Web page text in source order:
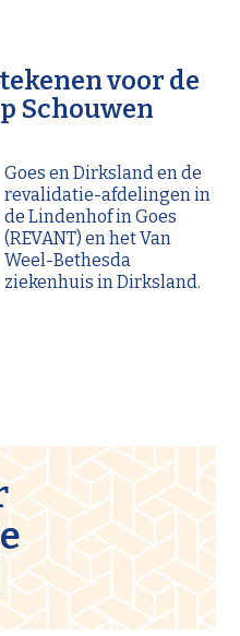
voor de
Schouwen
ziekenhuis in Dirksland.